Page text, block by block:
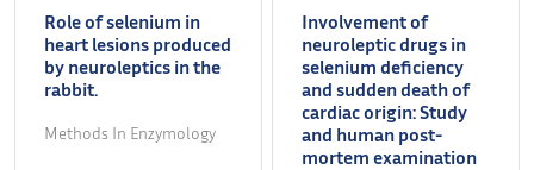
Role of selenium in
heart lesions produced
by neuroleptics in the
rabbit.
Methods In Enzymology
Involvement of
neuroleptic drugs in
selenium deficiency
and sudden death of
cardiac origin: Study
and human post-
mortem examination